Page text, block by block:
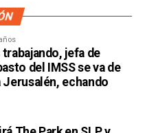
jefa de
del IMSS se va de
Jerusalén, echando